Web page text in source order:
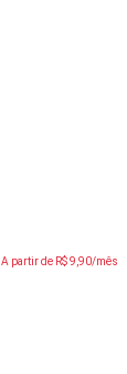
A partir de R$ 9,90/mês